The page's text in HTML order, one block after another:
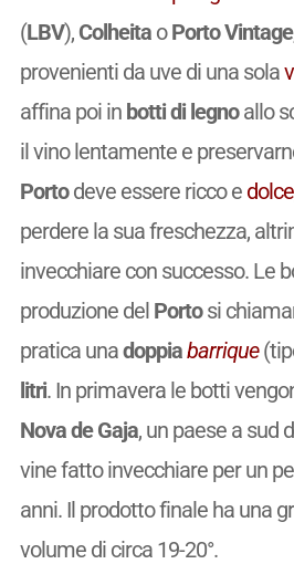
(LBV), ColheitaoPorto Vintage
provenienti da uve di una sola
affina poi in botti di legnoallo
il vino lentamente e
Portodeve essere ricco e dolce
perdere la sua freschezza,
invecchiare con successo. Le
produzione del Portosi
pratica unadoppiabarrique
litri. In primavera le botti
Nova de Gaja, un paese a sud
vine fatto invecchiare per un
anni. Il prodotto finale ha una
volume di circa 19-20°.